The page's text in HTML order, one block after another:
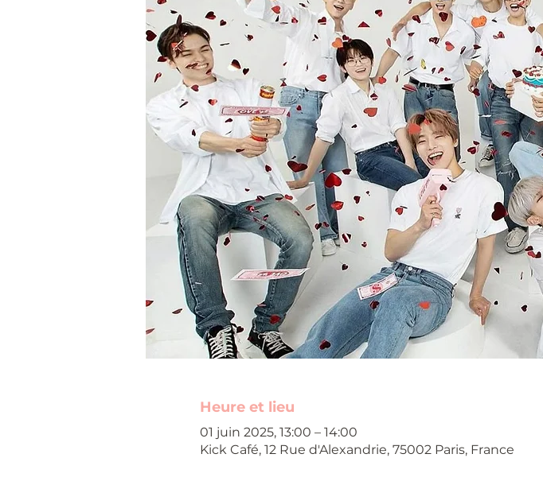
Heure et lieu
01 juin 2025, 13:00 – 14:00
Kick Café, 12 Rue d'Alexandrie, 75002 Paris, France